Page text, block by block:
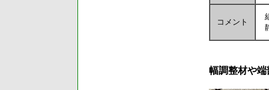
コメント
幅調整材や